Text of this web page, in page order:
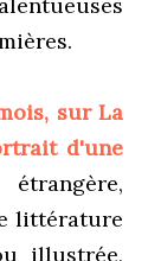
sur La
d'une
littérature
illustrée,